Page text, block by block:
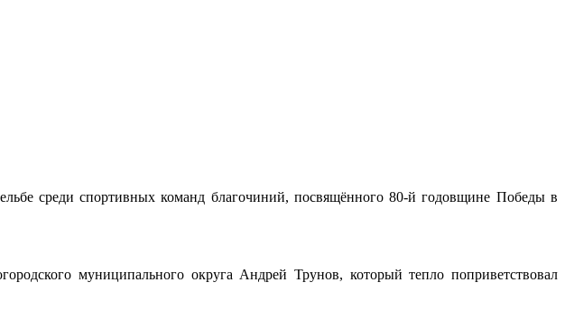
среди спортивных команд благочиний, посвящённого 80-й годовщине Победы в
муниципального округа Андрей Трунов, который тепло поприветствовал